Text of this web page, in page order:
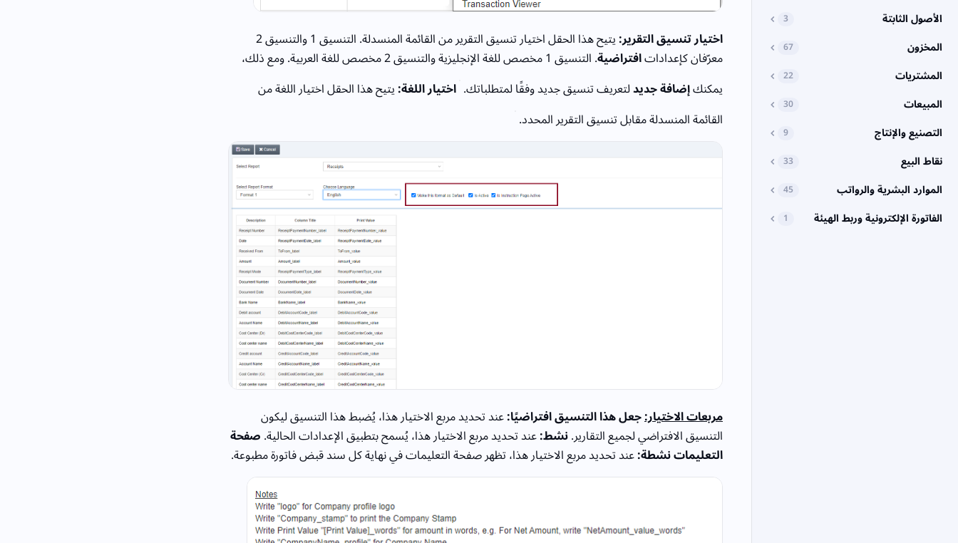
الأصول الثابتة
3
المخزون 67
المشتريات 22
المبيعات 30
التصنيع والإنتاج 9
نقاط البيع 33
الموارد البشرية والرواتب 45
الفاتورة الإلكترونية وربط الهيئة 1
اختيار تنسيق التقرير: يتيح هذا الحقل اختيار تنسيق التقرير من القائمة المنسدلة. التنسيق 1 والتنسيق 2
معرّفان كإعداداتافتراضية
. التنسيق 1 مخصص للغة الإنجليزية والتنسيق 2 مخصص للغة العربية. ومع ذلك،
يمكنكإضافة جديدلتعريف تنسيق جديد وفقًا لمتطلباتك. اختيار اللغة:يتيح هذا الحقل اختيار اللغة من
القائمة المنسدلة مقابل تنسيق التقرير المحدد.
مربعات الاختيار:جعل هذا التنسيق افتراضيًا:عند تحديد مربع الاختيار هذا، يُضبط هذا التنسيق ليكون
التنسيق الافتراضي لجميع التقارير.نشط:عند تحديد مربع الاختيار هذا، يُسمح بتطبيق الإعدادات الحالية.صفحة
التعليمات نشطة:عند تحديد مربع الاختيار هذا، تظهر صفحة التعليمات في نهاية كل سند قبض فاتورة مطبوعة.